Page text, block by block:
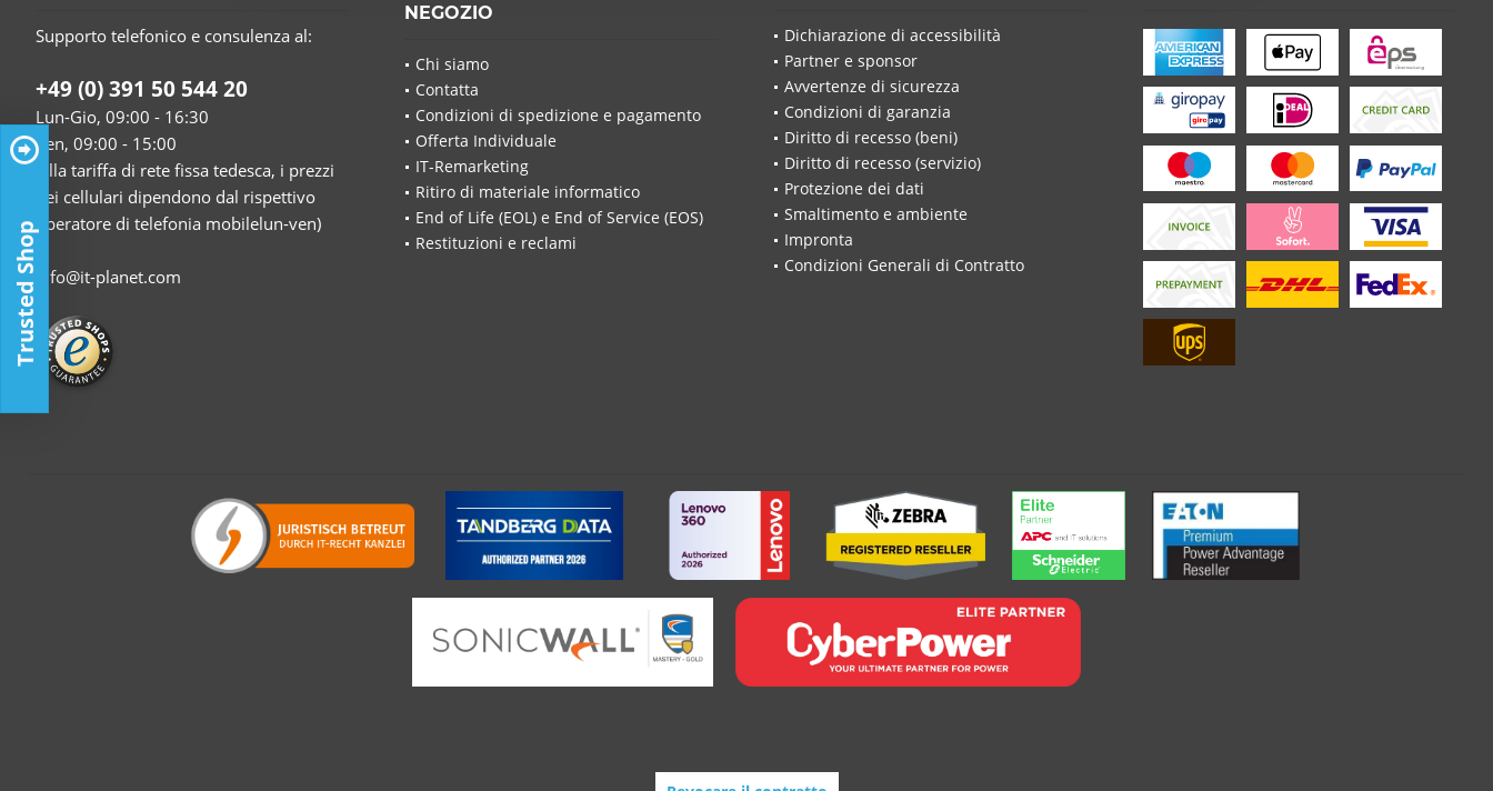
I campi con * sono obbligatori
Invia a
Supporto telefonico e consulenza al:
+49 (0) 391 50 544 20
Lun-Gio, 09:00 - 16:30
Ven, 09:00 - 15:00
(alla tariffa di rete fissa tedesca, i prezzi
dei cellulari dipendono dal rispettivo
operatore di telefonia mobilelun-ven)
info@it-planet.com
NEGOZIO
Chi siamo
Contatta
Condizioni di spedizione e pagamento
Offerta Individuale
IT-Remarketing
Ritiro di materiale informatico
End of Life (EOL) e End of Service (EOS)
Restituzioni e reclami
Dichiarazione di accessibilità
Partner e sponsor
Avvertenze di sicurezza
Condizioni di garanzia
Diritto di recesso (beni)
Diritto di recesso (servizio)
Protezione dei dati
Smaltimento e ambiente
Impronta
Condizioni Generali di Contratto
Trusted Shop